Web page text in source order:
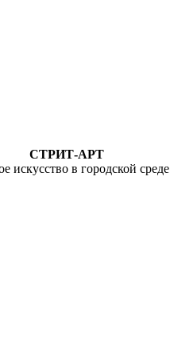
СТРИТ-АРТ
искусство в городской среде